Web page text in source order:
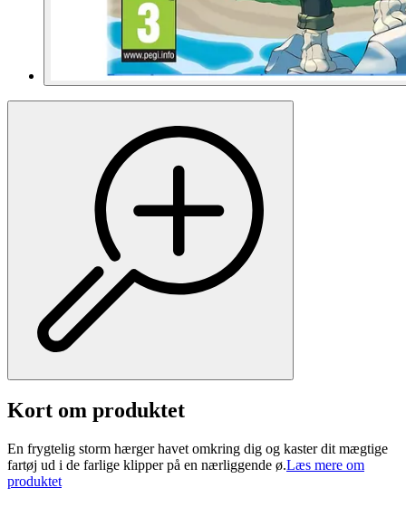
Kort om produktet
En frygtelig storm hærger havet omkring dig og kaster dit mægtige
fartøj ud i de farlige klipper på en nærliggende ø.Læs mere om
produktet